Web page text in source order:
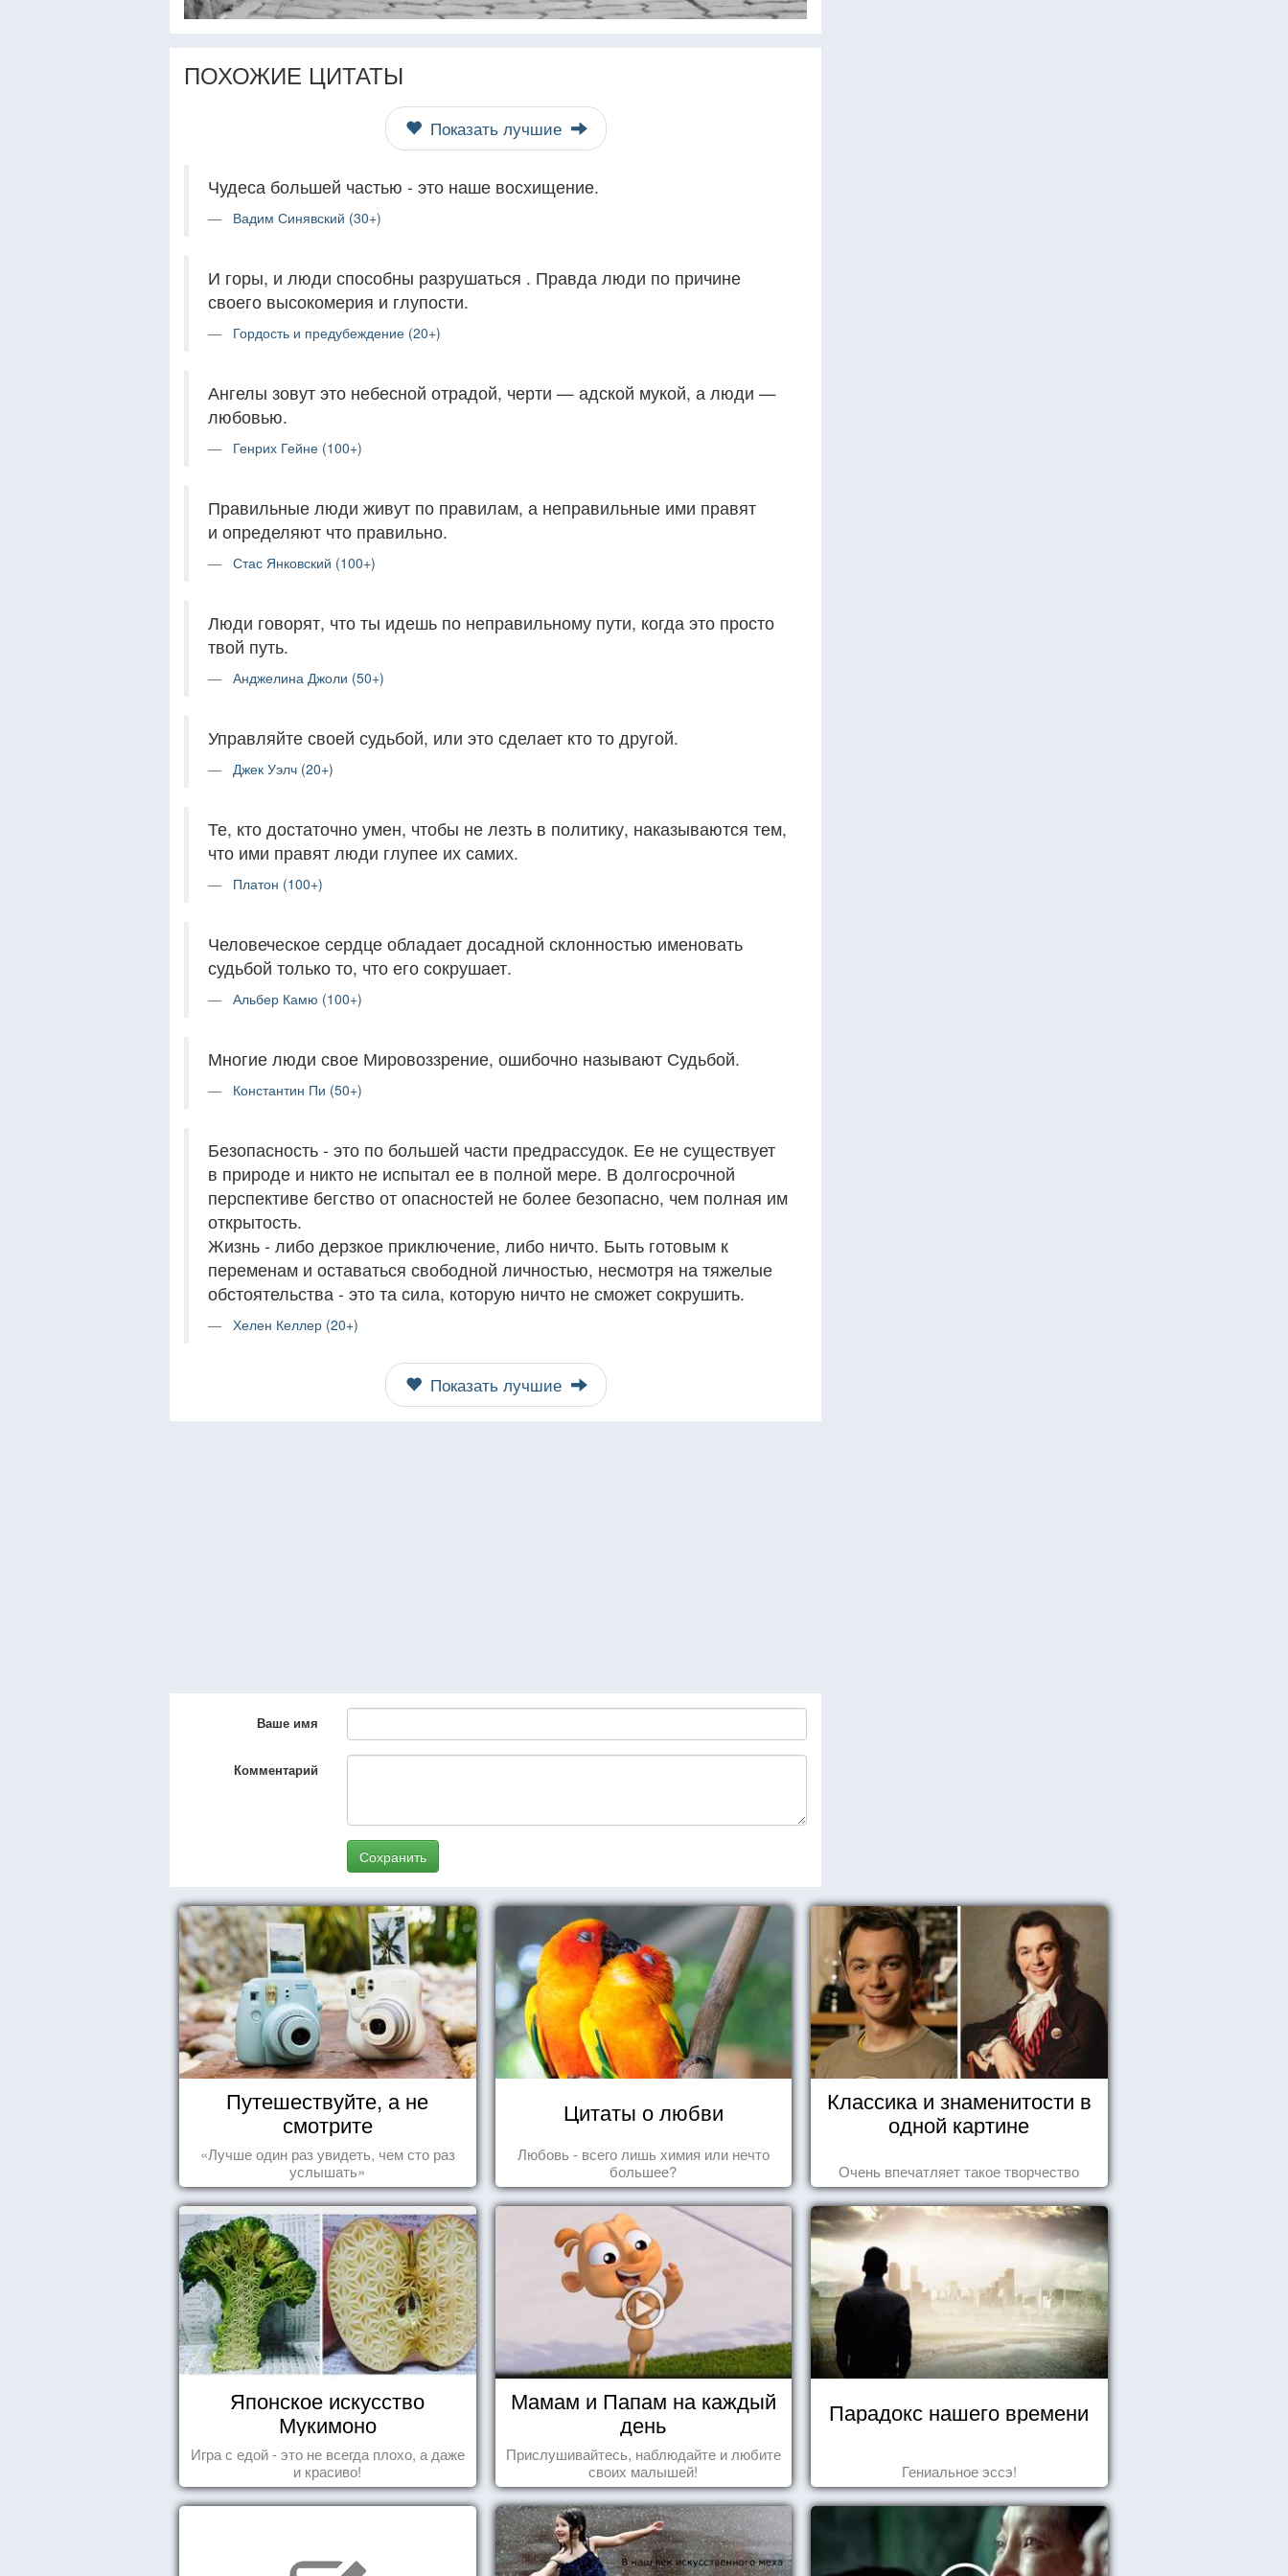
ПОХОЖИЕ ЦИТАТЫ
Показать лучшие
Чудеса большей частью - это наше восхищение.
Вадим Синявский (30+)
И горы, и люди способны разрушаться . Правда люди по причине
своего высокомерия и глупости.
Гордость и предубеждение (20+)
Ангелы зовут это небесной отрадой, черти — адской мукой, а люди —
любовью.
Генрих Гейне (100+)
Правильные люди живут по правилам, а неправильные ими правят
и определяют что правильно.
Стас Янковский (100+)
Люди говорят, что ты идешь по неправильному пути, когда это просто
твой путь.
Анджелина Джоли (50+)
Управляйте своей судьбой, или это сделает кто то другой.
Джек Уэлч (20+)
Те, кто достаточно умен, чтобы не лезть в политику, наказываются тем,
что ими правят люди глупее их самих.
Платон (100+)
Человеческое сердце обладает досадной склонностью именовать
судьбой только то, что его сокрушает.
Альбер Камю (100+)
Многие люди свое Мировоззрение, ошибочно называют Судьбой.
Константин Пи (50+)
Безопасность - это по большей части предрассудок. Ее не существует
в природе и никто не испытал ее в полной мере. В долгосрочной
перспективе бегство от опасностей не более безопасно, чем полная им
открытость.
Жизнь - либо дерзкое приключение, либо ничто. Быть готовым к
переменам и оставаться свободной личностью, несмотря на тяжелые
обстоятельства - это та сила, которую ничто не сможет сокрушить.
Хелен Келлер (20+)
Показать лучшие
Ваше имя
Комментарий
Сохранить
Путешествуйте, а не
смотрите
«Лучше один раз увидеть, чем сто раз
услышать»
Цитаты о любви
Любовь - всего лишь химия или нечто
большее?
Классика и знаменитости в
одной картине
Очень впечатляет такое творчество
Японское искусство
Мукимоно
Игра с едой - это не всегда плохо, а даже
и красиво!
Мамам и Папам на каждый
день
Прислушивайтесь, наблюдайте и любите
своих малышей!
Парадокс нашего времени
Гениальное эссэ!